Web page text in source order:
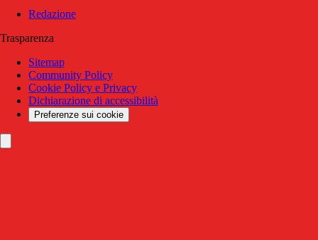
Redazione
Trasparenza
Sitemap
Community Policy
Cookie Policy e Privacy
Dichiarazione di accessibilità
Preferenze sui cookie